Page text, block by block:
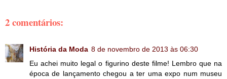
2 comentários:
História da Moda 8 de novembro de 2013 às 06:30
Eu achei muito legal o figurino deste filme! Lembro que na
época de lançamento chegou a ter uma expo num museu